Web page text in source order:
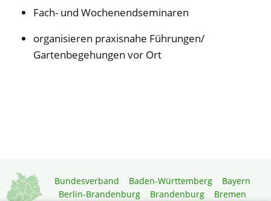
Fach- und Wochenendseminaren
organisieren praxisnahe Führungen/
Gartenbegehungen vor Ort
Bundesverband Baden-Württemberg
Bayern
Berlin-Brandenburg
Brandenburg Bremen